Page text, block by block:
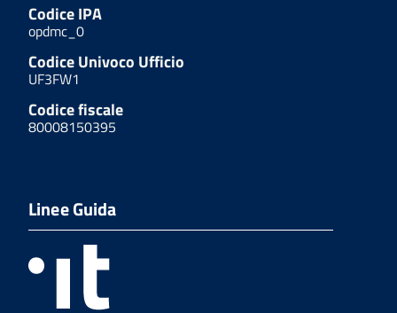
Codice IPA
opdmc_0
Codice Univoco Ufficio
UF3FW1
Codice fiscale
80008150395
Linee Guida